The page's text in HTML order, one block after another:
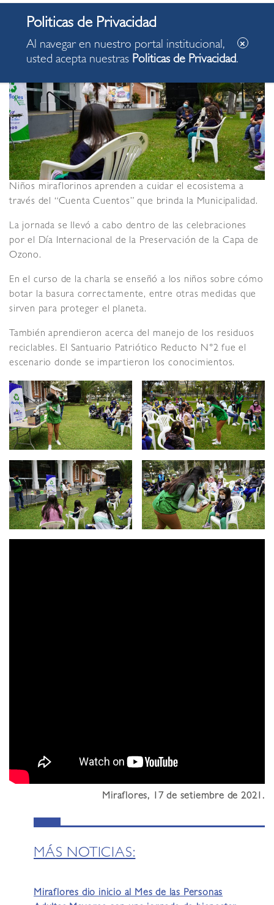
17.09.2021
Niños miraflorinos aprenden a cuidar el ecosistema a
través del “Cuenta Cuentos” que brinda la Municipalidad.
La jornada se llevó a cabo dentro de las celebraciones
por el Día Internacional de la Preservación de la Capa de
Ozono.
En el curso de la charla se enseñó a los niños sobre cómo
botar la basura correctamente, entre otras medidas que
sirven para proteger el planeta.
También aprendieron acerca del manejo de los residuos
reciclables. El Santuario Patriótico Reducto N°2 fue el
escenario donde se impartieron los conocimientos.
Miraflores, 17 de setiembre de 2021.
MÁS NOTICIAS:
Miraflores dio inicio al Mes de las Personas
Al navegar en nuestro portal institucional,
usted acepta nuestras Politicas de Privacidad.